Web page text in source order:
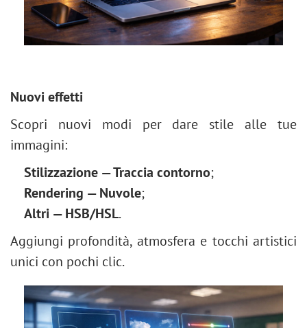
Nuovi effetti
Scopri nuovi modi per dare stile alle tue
immagini:
Stilizzazione — Traccia contorno;
Rendering — Nuvole;
Altri — HSB/HSL.
Aggiungi profondità, atmosfera e tocchi artistici
unici con pochi clic.